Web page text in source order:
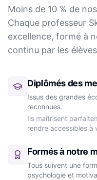
Moins de 10 % de
Chaque professeur
excellence, formé à
continu par les
Diplômés des
Issus des grandes
reconnues.
Ils maîtrisent
rendre accessibles à
Formés à notre
Tous suivent une
psychologie et